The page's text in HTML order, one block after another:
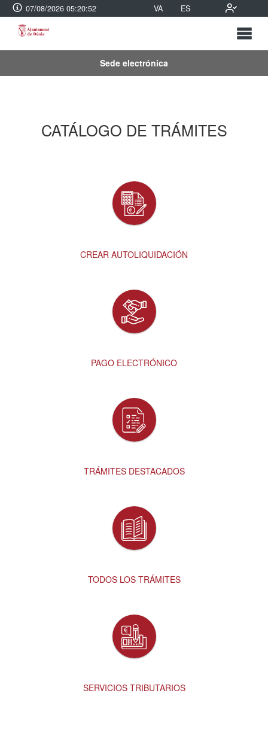
07/08/2026 05:20:53 VA ES
Sede electrónica
CATÁLOGO DE TRÁMITES
CREAR AUTOLIQUIDACIÓN
PAGO ELECTRÓNICO
TRÁMITES DESTACADOS
TODOS LOS TRÁMITES
SERVICIOS TRIBUTARIOS